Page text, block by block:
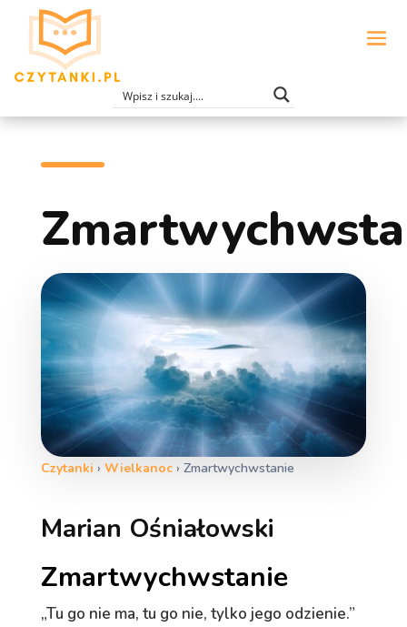
Czytanki › Wielkanoc› Zmartwychwstanie
Marian Ośniałowski
Zmartwychwstanie
„Tu go nie ma, tu go nie, tylko jego odzienie.”